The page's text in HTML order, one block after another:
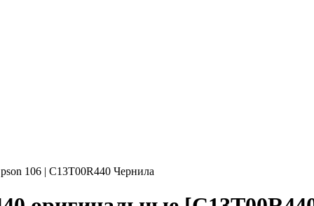
106 | C13T00R440 Чернила